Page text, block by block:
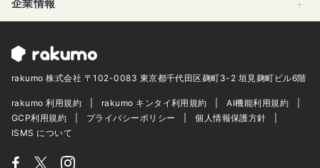
企業情報
rakumo 株式会社 〒102-0083 東京都千代田区麹町3-2 垣見麹町ビル6階
rakumo 利用規約 rakumo キンタイ利用規約
AI機能利用規約
GCP利用規約
プライバシーポリシー
個人情報保護方針
ISMS について